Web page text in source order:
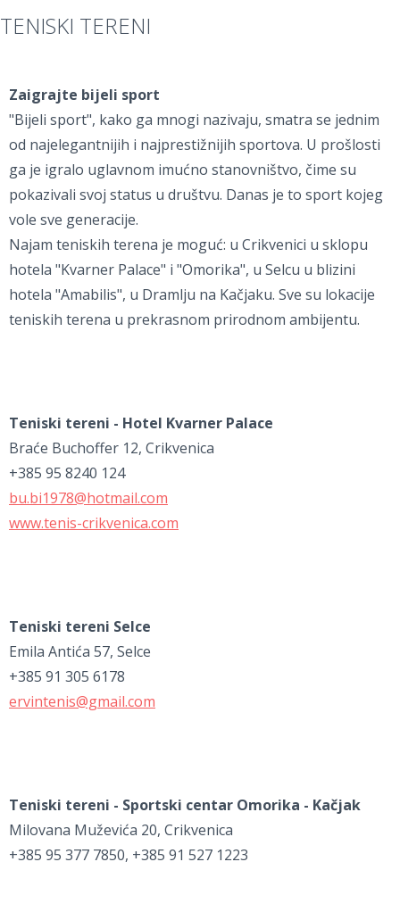
TENISKI TERENI
Zaigrajte bijeli sport
"Bijeli sport", kako ga mnogi nazivaju, smatra se jednim
od najelegantnijih i najprestižnijih sportova. U prošlosti
ga je igralo uglavnom imućno stanovništvo, čime su
pokazivali svoj status u društvu. Danas je to sport kojeg
vole sve generacije.
Najam teniskih terena je moguć: u Crikvenici u sklopu
hotela "Kvarner Palace" i "Omorika", u Selcu u blizini
hotela "Amabilis", u Dramlju na Kačjaku. Sve su lokacije
teniskih terena u prekrasnom prirodnom ambijentu.
Teniski tereni - Hotel Kvarner Palace
Braće Buchoffer 12, Crikvenica
+385 95 8240 124
bu.bi1978@hotmail.com
www.tenis-crikvenica.com
Teniski tereni Selce
Emila Antića 57, Selce
+385 91 305 6178
ervintenis@gmail.com
Teniski tereni - Sportski centar Omorika - Kačjak
Milovana Muževića 20, Crikvenica
+385 95 377 7850, +385 91 527 1223